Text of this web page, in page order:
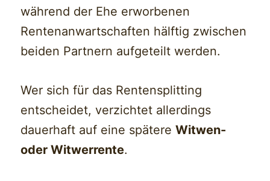
während der Ehe erworbenen
Rentenanwartschaften hälftig zwischen
beiden Partnern aufgeteilt werden.
Wer sich für das Rentensplitting
entscheidet, verzichtet allerdings
dauerhaft auf eine spätereWitwen-
oder Witwerrente.